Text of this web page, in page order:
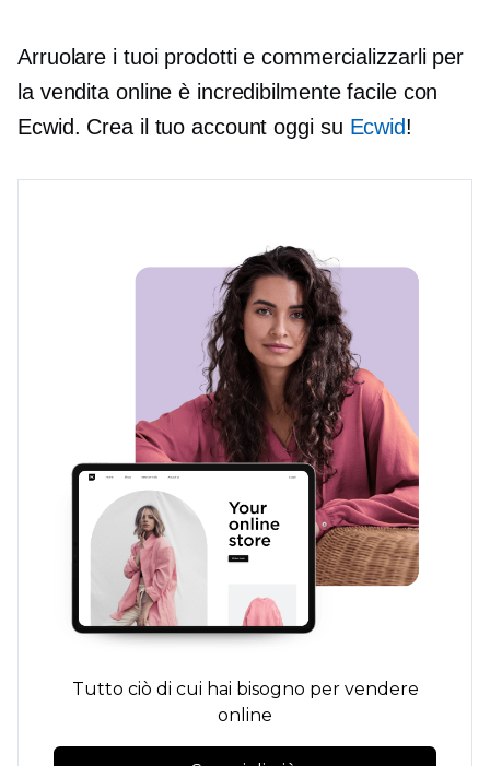
Arruolare i tuoi prodotti e commercializzarli per
la vendita online è incredibilmente facile con
Ecwid. Crea il tuo account oggi su Ecwid!
Tutto ciò di cui hai bisogno per vendere
online